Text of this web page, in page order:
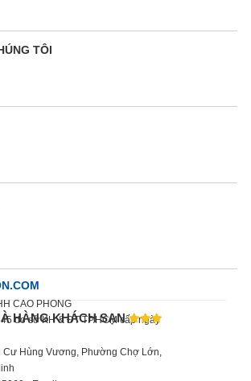
HÀNG KHÁCH SẠN
TÔI
CAO PHONG
do sở KH & ĐT TP.HCM cấp ngày
Cư Hùng Vương, Phường Chợ Lớn,